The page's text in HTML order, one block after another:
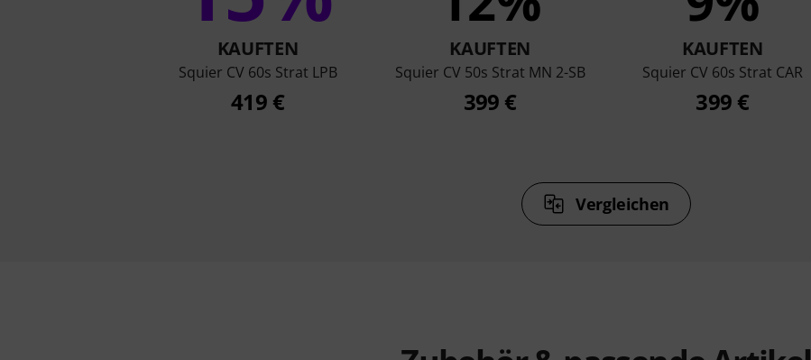
KAUFTEN
Squier CV 60s Strat LPB
419 €
KAUFTEN
Squier CV 50s Strat MN 2-SB
399 €
KAUFTEN
Squier CV 60s Strat CAR
399 €
Vergleichen